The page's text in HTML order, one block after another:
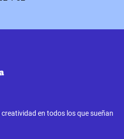
en todos los que sueñan